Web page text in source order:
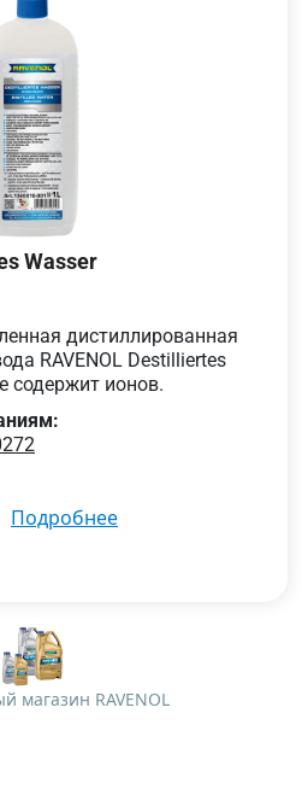
Wasser
дистиллированная
RAVENOL Destilliertes
содержит ионов.
подробнее
магазин RAVENOL